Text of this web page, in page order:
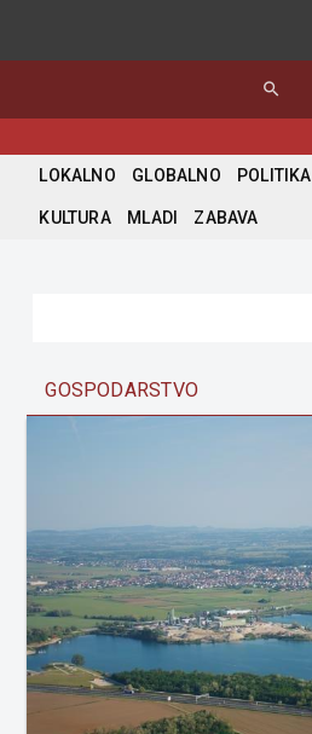
search
LOKALNO GLOBALNO POLITIKA
KULTURA MLADI ZABAVA
GOSPODARSTVO